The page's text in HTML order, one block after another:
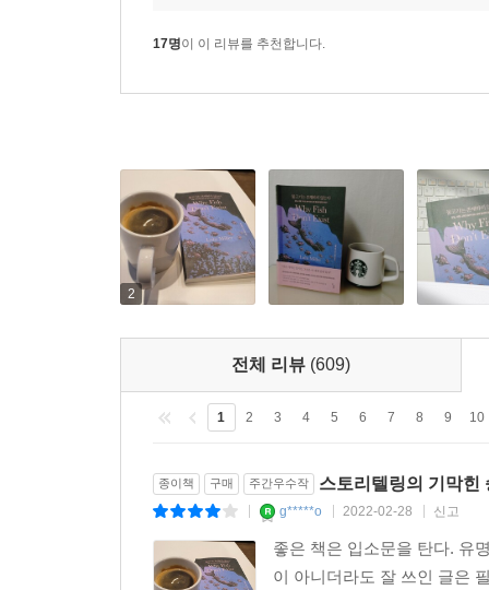
자유분방한 여정을 그려나간다. 사랑을 잃고 삶
일어난다면’의 가정의 문제가 아니라 ‘언제 일
어떻게 우리를 지탱해주며, 동시에 그 신념이 어
보면 독자 여러분도 그 이면에 숨겨져 있는 더 깊
이제야 나는 나의 아버지에게 할 반박의 말을 찾
방식으로 이 지구에게, 이 사회에게, 서로에게 중
근시안적이다. 가장 심한 비난의 말로 표현하자면,
놀랍도록 흥미로운 과학 이야기를 렌즈 삼아
스탠퍼드대학 총장을 역임한 데이비드 스타 조
뻗어나가는 모든 생명체들이 서로 어떻게 연결되
당시 인류에 알려진 어류 중 거의 5분의 1에 달했
17명이 이 리뷰를 추천합니다.
2
전체 리뷰 (609)
1 2 3 4 5 6 7 8 9 10
종이책 구매 주간우수작 스토리텔링의 기막힌
g*****o 2022-02-28 신고
좋은 책은 입소문을 탄다. 유
이 아니더라도 잘 쓰인 글은